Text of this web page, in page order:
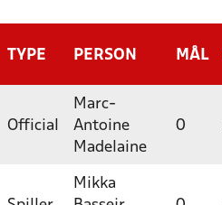
TYPE PERSON MÅL
Official
Marc-
Antoine
Madelaine
0
Mikka